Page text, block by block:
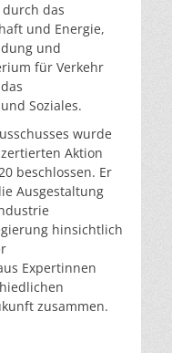
das
und Energie,
und
für Verkehr
Soziales.
wurde
Aktion
beschlossen. Er
Ausgestaltung
hinsichtlich
Expertinnen
zusammen.